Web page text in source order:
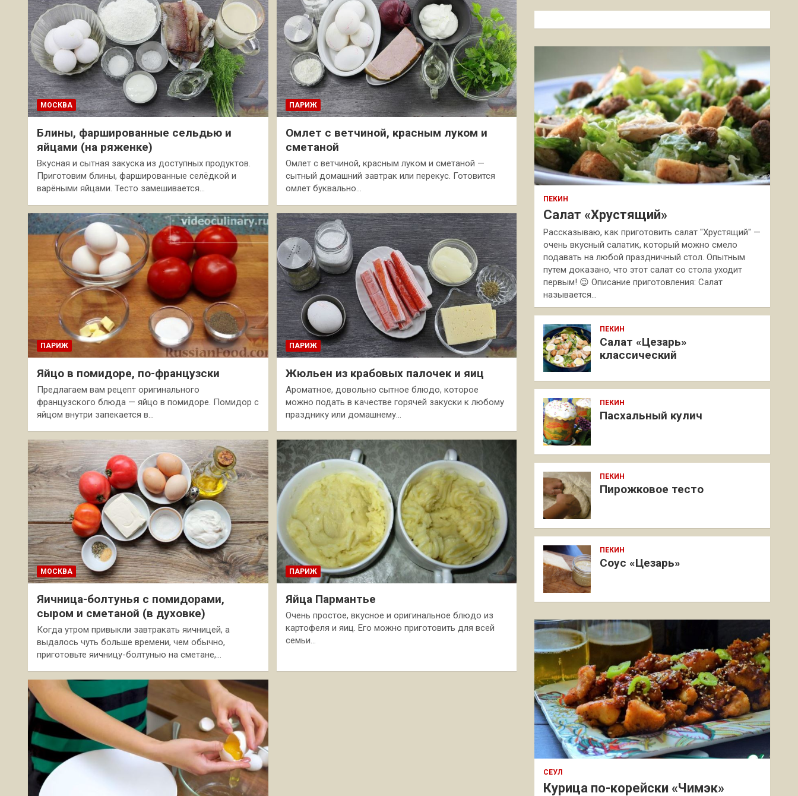
МОСКВА
Блины, фаршированные сельдью и
яйцами (на ряженке)
Вкусная и сытная закуска из доступных продуктов.
Приготовим блины, фаршированные селёдкой и
варёными яйцами. Тесто замешивается…
ПАРИЖ
Омлет с ветчиной, красным луком и
сметаной
Омлет с ветчиной, красным луком и сметаной —
сытный домашний завтрак или перекус. Готовится
омлет буквально…
ПАРИЖ
Яйцо в помидоре, по-французски
Предлагаем вам рецепт оригинального
французского блюда — яйцо в помидоре. Помидор с
яйцом внутри запекается в…
ПАРИЖ
Жюльен из крабовых палочек и яиц
Ароматное, довольно сытное блюдо, которое
можно подать в качестве горячей закуски к любому
празднику или домашнему…
МОСКВА
Яичница-болтунья с помидорами,
сыром и сметаной (в духовке)
Когда утром привыкли завтракать яичницей, а
выдалось чуть больше времени, чем обычно,
приготовьте яичницу-болтунью на сметане,…
ПАРИЖ
Яйца Пармантье
Очень простое, вкусное и оригинальное блюдо из
картофеля и яиц. Его можно приготовить для всей
семьи…
к
ПЕКИН
Салат «Хрустящий»
Рассказываю, как приготовить салат "Хрустящий" —
очень вкусный салатик, который можно смело
подавать на любой праздничный стол. Опытным
путем доказано, что этот салат со стола уходит
первым! 😉 Описание приготовления: Салат
называется…
ПЕКИН
Салат «Цезарь»
классический
ПЕКИН
Пасхальный кулич
ПЕКИН
Пирожковое тесто
ПЕКИН
Соус «Цезарь»
СЕУЛ
Курица по-корейски «Чимэк»